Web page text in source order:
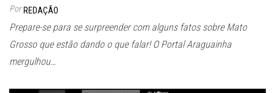
Por REDAÇÃO
Prepare-se para se surpreender com alguns fatos sobre Mato
Grosso que estão dando o que falar! O Portal Araguainha
mergulhou…